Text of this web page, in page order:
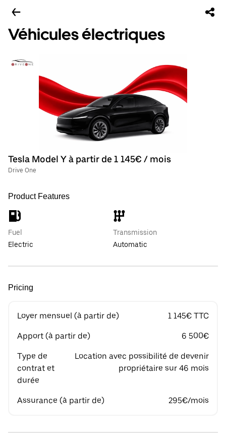
Véhicules électriques
Tesla Model Y à partir de 1 145€ / mois
Drive One
Product Features
Fuel
Electric
Transmission
Automatic
Pricing
Loyer mensuel (à partir de) 1 145€ TTC
Apport (à partir de) 6 500€
Type de
contrat et
durée
Location avec possibilité de devenir
propriétaire sur 46 mois
Assurance (à partir de) 295€/mois